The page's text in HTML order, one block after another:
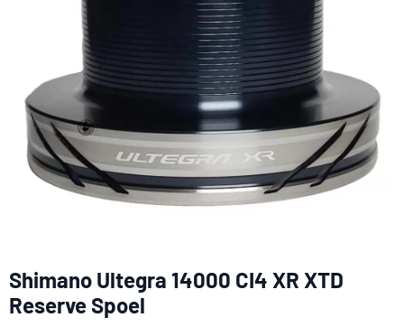
Shimano Ultegra 14000 CI4 XR XTD
Reserve Spoel